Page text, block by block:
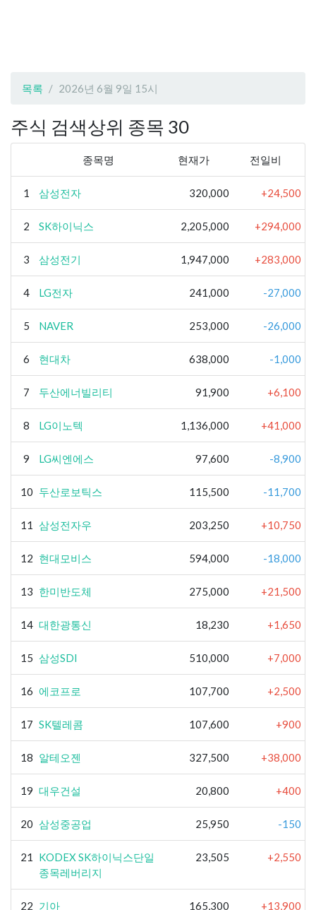
목록 2026년 6월 9일 15시
주식 검색상위 종목 30
종목명 현재가 전일비
1 삼성전자 320,000 +24,500
2 SK하이닉스 2,205,000 +294,000
3 삼성전기 1,947,000 +283,000
4 LG전자 241,000 -27,000
5 NAVER 253,000 -26,000
6 현대차 638,000 -1,000
7 두산에너빌리티 91,900 +6,100
8 LG이노텍 1,136,000 +41,000
9 LG씨엔에스 97,600 -8,900
10 두산로보틱스 115,500 -11,700
11 삼성전자우 203,250 +10,750
12 현대모비스 594,000 -18,000
13 한미반도체 275,000 +21,500
14 대한광통신 18,230 +1,650
15 삼성SDI 510,000 +7,000
16 에코프로 107,700 +2,500
17 SK텔레콤 107,600 +900
18 알테오젠 327,500 +38,000
19 대우건설 20,800 +400
20 삼성중공업 25,950 -150
21
KODEX SK하이닉스단일
종목레버리지
23,505 +2,550
22 기아 165,300 +13,900